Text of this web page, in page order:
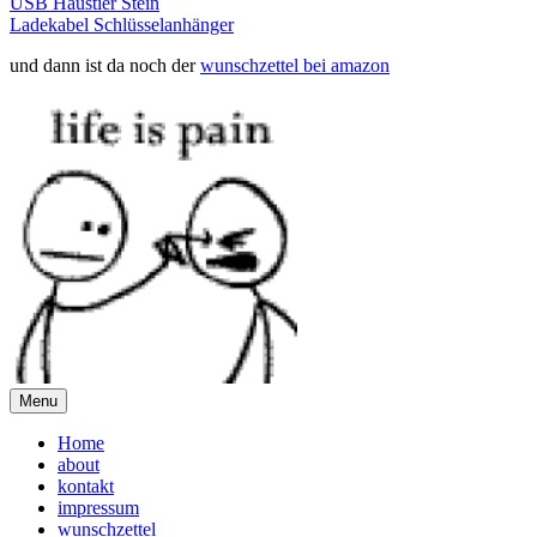
Ladekabel Schlüsselanhänger
und dann ist da noch derwunschzettel bei amazon
Menu
Home
about
kontakt
impressum
wunschzettel